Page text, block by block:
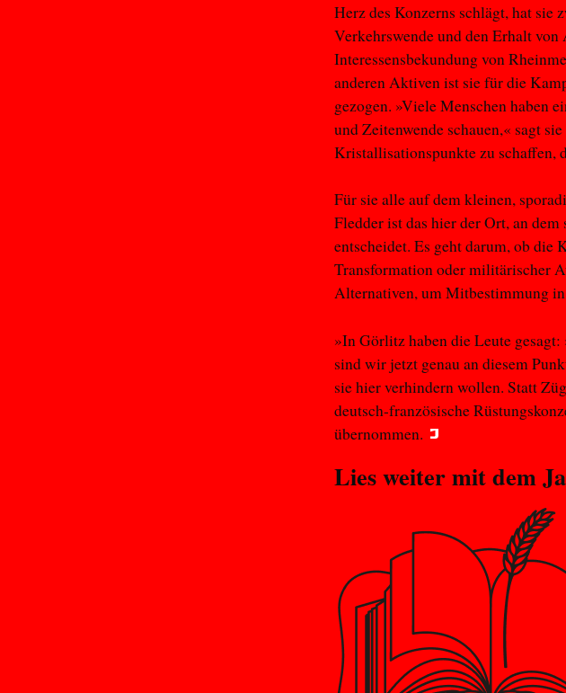
Herz des Konzerns schlägt, hat sie
Verkehrswende und den Erhalt
Interessensbekundung von
anderen Aktiven ist sie für die
gezogen. »Viele Menschen haben
und Zeitenwende schauen,« sagt
Kristallisationspunkte zu schaffen,
Für sie alle auf dem kleinen,
Fledder ist das hier der Ort, an
entscheidet. Es geht darum, ob
Transformation oder militärischer
Alternativen, um Mitbestimmung
»In Görlitz haben die Leute
sind wir jetzt genau an diesem
sie hier verhindern wollen. Statt
deutsch-französische
übernommen.
Lies weiter mit dem